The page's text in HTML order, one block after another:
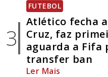
3
FUTEBOL
Atlético fecha
Cruz, faz
aguarda a Fifa
transfer ban
Ler Mais